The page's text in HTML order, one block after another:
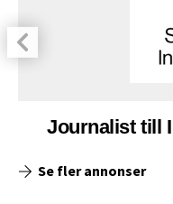
Journalist till
Se fler annonser